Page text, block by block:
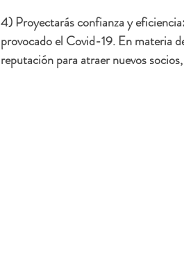
4) Proyectarás confianza y
provocado el Covid-19. En materia
reputación para atraer nuevos